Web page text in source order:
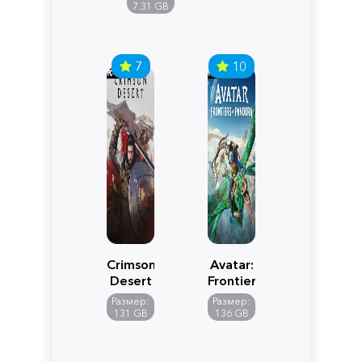
Edition
7.31 GB
7
Crimson
Desert
Размер:
131 GB
10
Avatar:
Frontiers
of
Pandora
Размер:
136 GB